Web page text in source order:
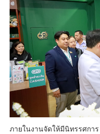
ภายในงานจัดให้มีนิทรรศกา